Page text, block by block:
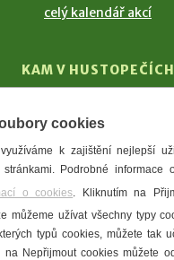
celý kalendář akcí
KAM V HUSTOPEČÍCH
T. G. Masaryk
Mandloně
Ubytování
Restaurace
Městské muzeum a
cookies
k zajištění nejlepší
Podrobné informace
o cookies. Kliknutím na
můžeme užívat všechny typy
typů cookies, můžete tak
na Nepřijmout cookies můžete